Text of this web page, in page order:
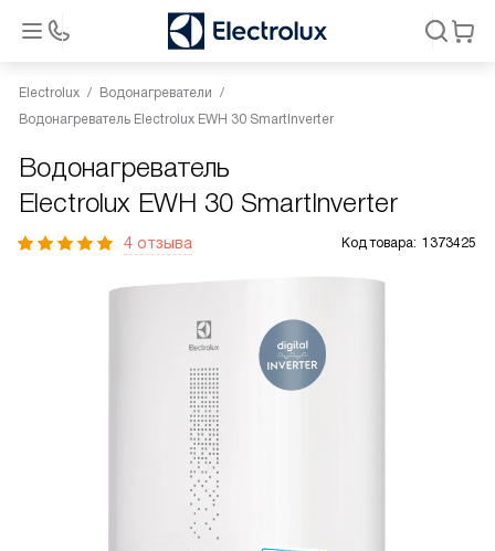
Electrolux
Водонагреватели
Водонагреватель Electrolux EWH 30 SmartInverter
Водонагреватель
Electrolux EWH 30 SmartInverter
4 отзыва Код товара: 1373425